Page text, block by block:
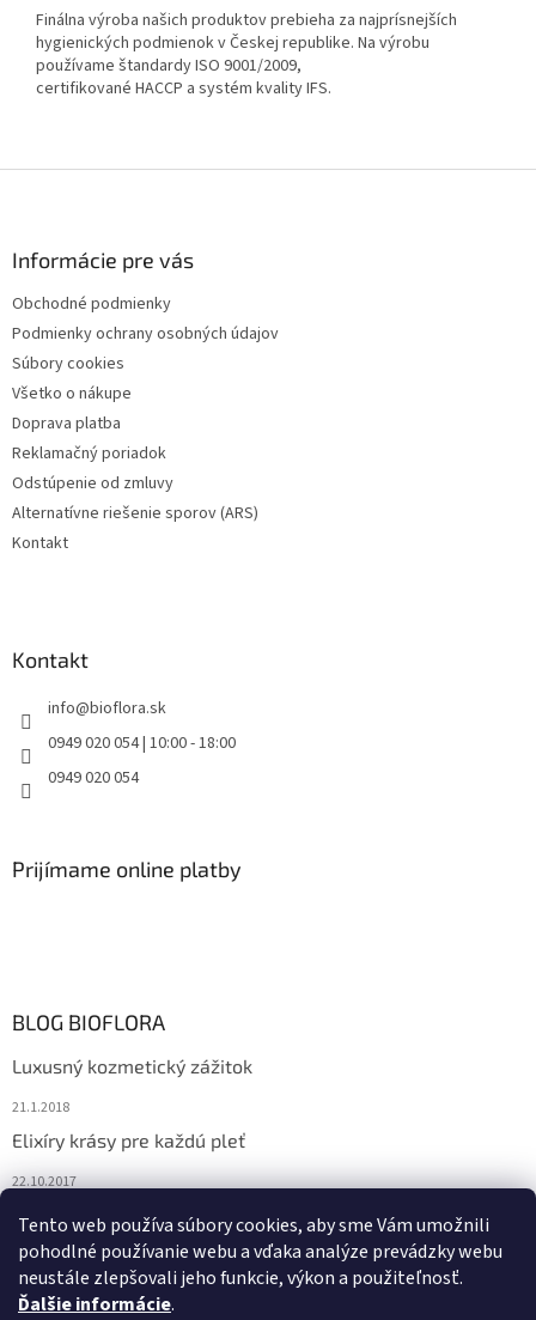
Tento web používa súbory cookies, aby sme Vám umožnili
pohodlné používanie webu a vďaka analýze prevádzky webu
neustále zlepšovali jeho funkcie, výkon a použiteľnosť.
Ďalšie informácie.
Finálna výroba našich produktov prebieha za najprísnejších
hygienických podmienok v Českej republike. Na výrobu
používame štandardy ISO 9001/2009,
certifikované HACCP a systém kvality IFS.
Informácie pre vás
Obchodné podmienky
Podmienky ochrany osobných údajov
Súbory cookies
Všetko o nákupe
Doprava platba
Reklamačný poriadok
Odstúpenie od zmluvy
Alternatívne riešenie sporov (ARS)
Kontakt
Kontakt
info@bioflora.sk
0949 020 054 | 10:00 - 18:00
0949 020 054
Prijímame online platby
BLOG BIOFLORA
Luxusný kozmetický zážitok
21.1.2018
Elixíry krásy pre každú pleť
22.10.2017
Spoznajte prírodnú kozmetiku Sante
10.10.2017